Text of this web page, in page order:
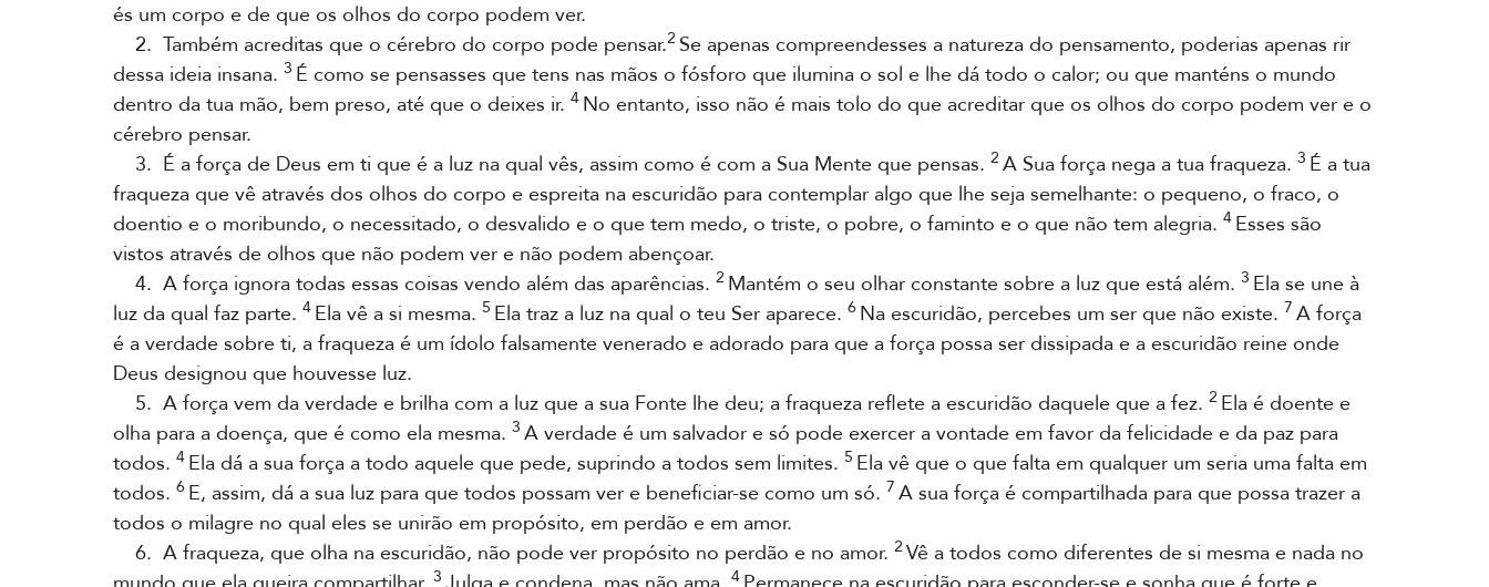
és um corpo e de que os olhos do corpo podem ver.
2. Também acreditas que o cérebro do corpo pode pensar.2 Se apenas compreendesses a natureza do pensamento, poderias apenas rir
dessa ideia insana. 3 É como se pensasses que tens nas mãos o fósforo que ilumina o sol e lhe dá todo o calor; ou que manténs o mundo
dentro da tua mão, bem preso, até que o deixes ir. 4 No entanto, isso não é mais tolo do que acreditar que os olhos do corpo podem ver e o
cérebro pensar.
3. É a força de Deus em ti que é a luz na qual vês, assim como é com a Sua Mente que pensas. 2 A Sua força nega a tua fraqueza. 3 É a tua
fraqueza que vê através dos olhos do corpo e espreita na escuridão para contemplar algo que lhe seja semelhante: o pequeno, o fraco, o
doentio e o moribundo, o necessitado, o desvalido e o que tem medo, o triste, o pobre, o faminto e o que não tem alegria. 4 Esses são
vistos através de olhos que não podem ver e não podem abençoar.
4. A força ignora todas essas coisas vendo além das aparências. 2 Mantém o seu olhar constante sobre a luz que está além. 3 Ela se une à
luz da qual faz parte. 4 Ela vê a si mesma. 5 Ela traz a luz na qual o teu Ser aparece. 6 Na escuridão, percebes um ser que não existe. 7 A força
é a verdade sobre ti, a fraqueza é um ídolo falsamente venerado e adorado para que a força possa ser dissipada e a escuridão reine onde
Deus designou que houvesse luz.
5. A força vem da verdade e brilha com a luz que a sua Fonte lhe deu; a fraqueza reflete a escuridão daquele que a fez. 2 Ela é doente e
olha para a doença, que é como ela mesma. 3 A verdade é um salvador e só pode exercer a vontade em favor da felicidade e da paz para
todos. 4 Ela dá a sua força a todo aquele que pede, suprindo a todos sem limites. 5 Ela vê que o que falta em qualquer um seria uma falta em
todos. 6 E, assim, dá a sua luz para que todos possam ver e beneficiar-se como um só. 7 A sua força é compartilhada para que possa trazer a
todos o milagre no qual eles se unirão em propósito, em perdão e em amor.
6. A fraqueza, que olha na escuridão, não pode ver propósito no perdão e no amor. 2 Vê a todos como diferentes de si mesma e nada no
3 4